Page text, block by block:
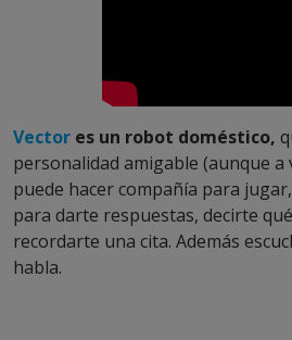
Vector es un robot doméstico,
personalidad amigable (aunque a
puede hacer compañía para
para darte respuestas, decirte
recordarte una cita. Además
habla.